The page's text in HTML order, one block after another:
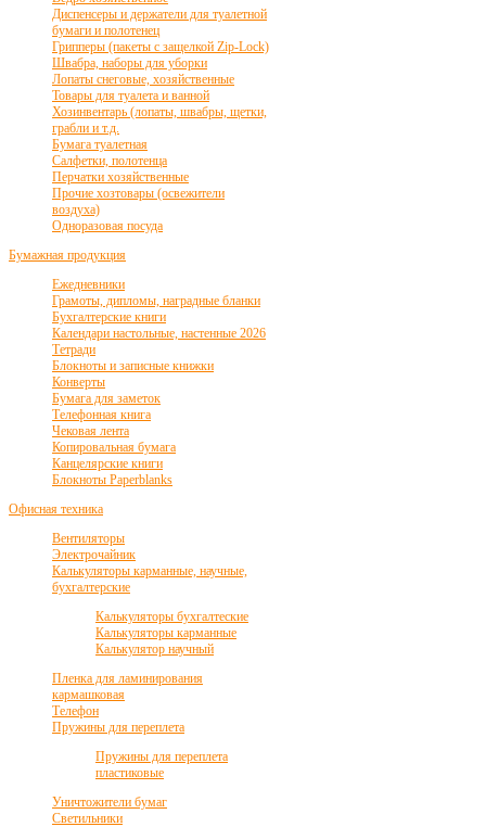
Диспенсеры и держатели для туалетной
бумаги и полотенец
Грипперы (пакеты с защелкой Zip-Lock)
Швабра, наборы для уборки
Лопаты снеговые, хозяйственные
Товары для туалета и ванной
Хозинвентарь (лопаты, швабры, щетки,
грабли и т.д.
Бумага туалетная
Салфетки, полотенца
Перчатки хозяйственные
Прочие хозтовары (освежители
воздуха)
Одноразовая посуда
Бумажная продукция
Ежедневники
Грамоты, дипломы, наградные бланки
Бухгалтерские книги
Календари настольные, настенные 2026
Тетради
Блокноты и записные книжки
Конверты
Бумага для заметок
Телефонная книга
Чековая лента
Копировальная бумага
Канцелярские книги
Блокноты Paperblanks
Офисная техника
Вентиляторы
Электрочайник
Калькуляторы карманные, научные,
бухгалтерские
Калькуляторы бухгалтеские
Калькуляторы карманные
Калькулятор научный
Пленка для ламинирования
кармашковая
Телефон
Пружины для переплета
Пружины для переплета
пластиковые
Уничтожители бумаг
Светильники